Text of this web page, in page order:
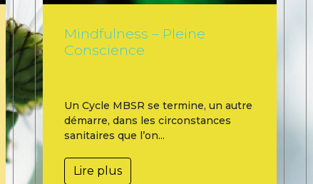
Mindfulness – Pleine
Conscience
Un Cycle MBSR se termine, un autre
démarre, dans les circonstances
sanitaires que l’on...
Lire plus